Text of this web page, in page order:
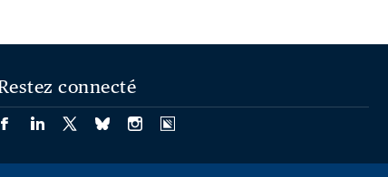
connecté